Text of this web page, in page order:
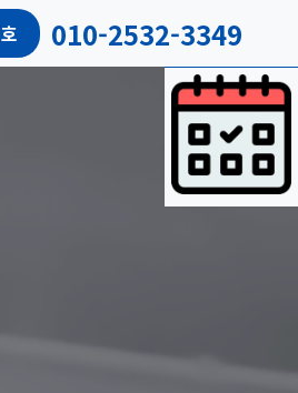
010-2532-3349